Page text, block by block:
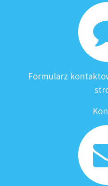
Formularz